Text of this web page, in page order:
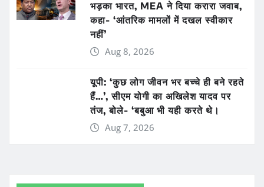
भड़का भारत, MEA ने दिया करारा जवाब,
कहा- ‘आंतरिक मामलों में दखल स्वीकार
नहीं’
Aug 8, 2026
यूपी: ‘कुछ लोग जीवन भर बच्चे ही बने रहते
हैं…’, सीएम योगी का अखिलेश यादव पर
तंज, बोले- ‘बबुआ भी यही करते थे।
Aug 7, 2026